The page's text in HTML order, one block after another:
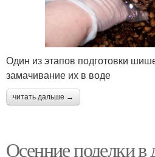
Один из этапов подготовки
замачивание их в воде
читать дальше →
Осенние поделки в